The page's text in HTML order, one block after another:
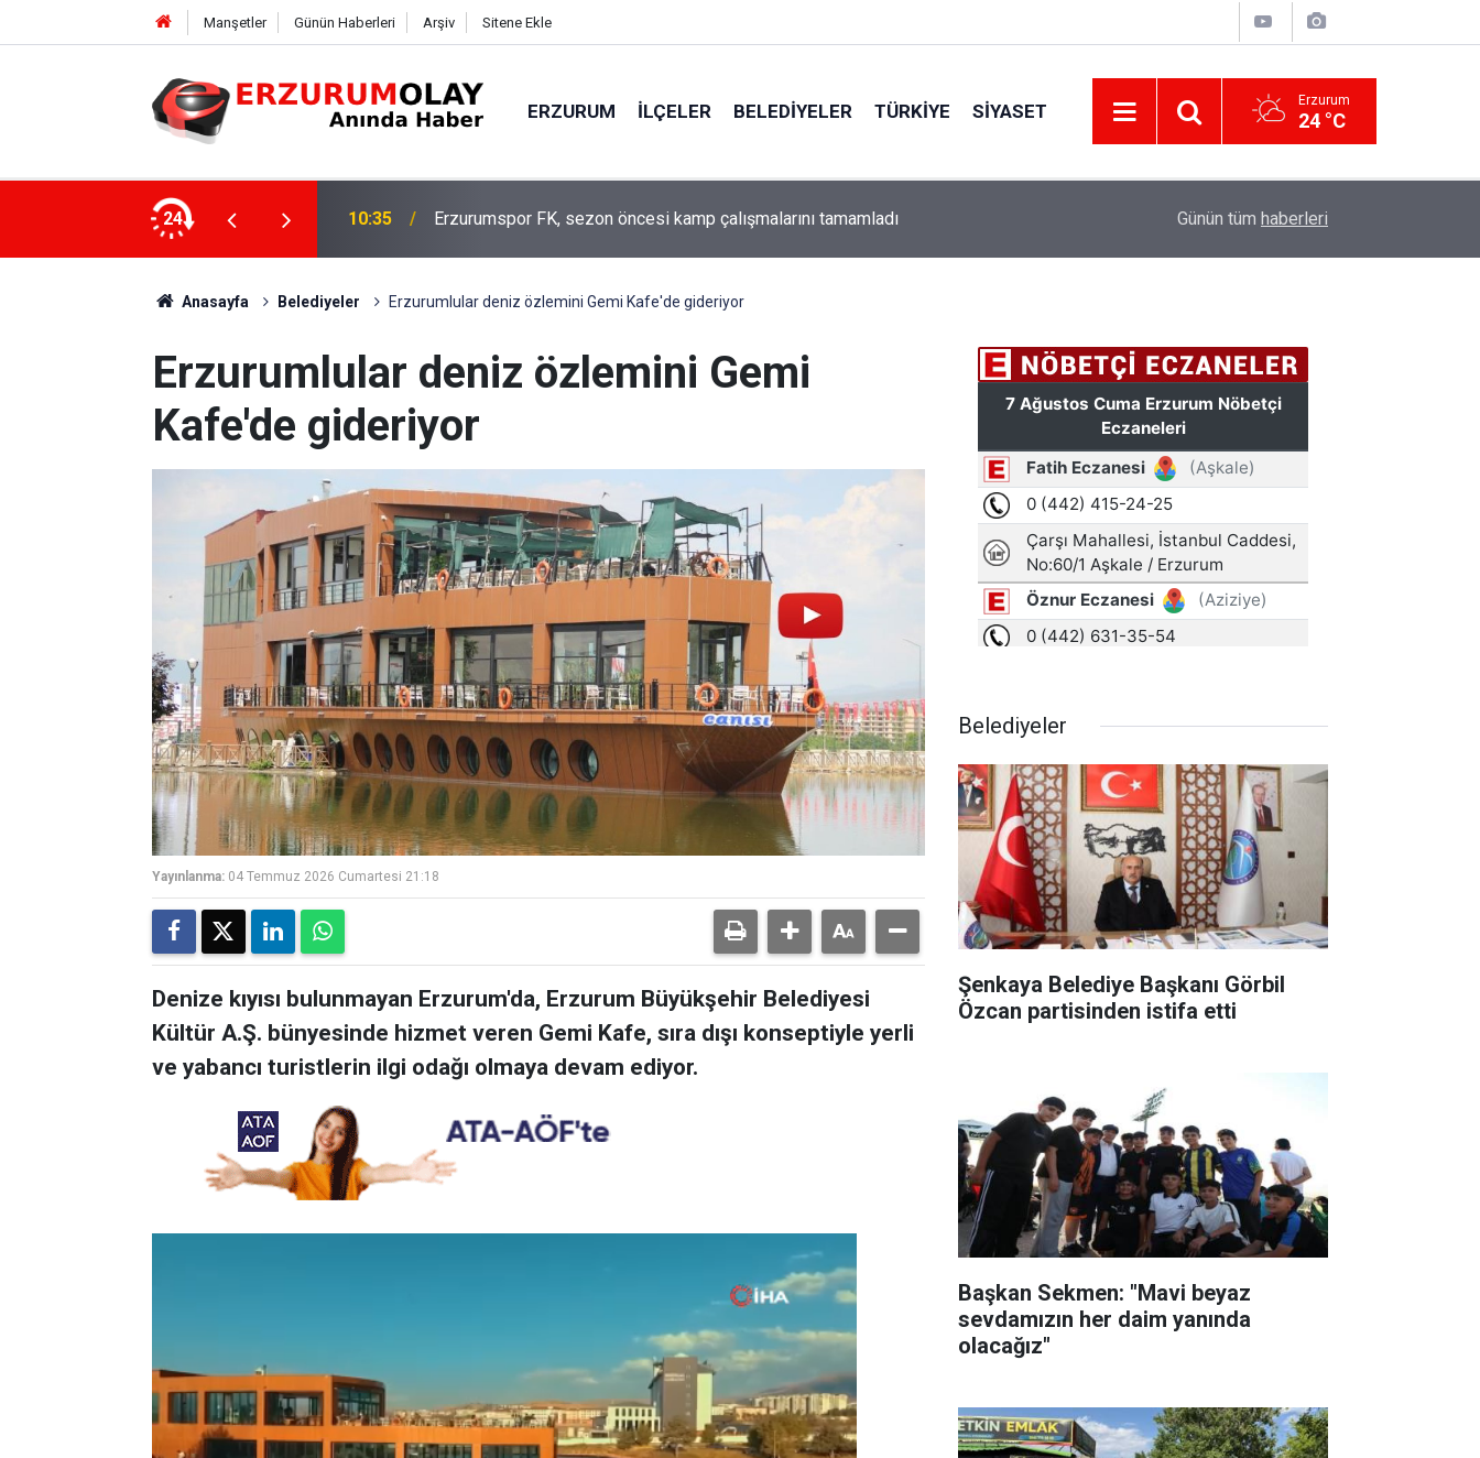
Manşetler Günün Haberleri Arşiv Sitene Ekle
ERZURUM İLÇELER BELEDIYELER TÜRKIYE SIYASET Erzurum
24 °C
24
çalışmalarını tamamladı 22:08 Pnömatik Silindir Seçiminde Piston Çapı Ve Strok Nasıl Belirlenir? Pardeli ailesinin acı günü
Günün tüm haberleri
Anasayfa Belediyeler Erzurumlular deniz özlemini Gemi Kafe'de gideriyor
Erzurumlular deniz özlemini Gemi
Kafe'de gideriyor
Yayınlanma: 04 Temmuz 2026 Cumartesi 21:18
Denize kıyısı bulunmayan Erzurum'da, Erzurum Büyükşehir Belediyesi
Kültür A.Ş. bünyesinde hizmet veren Gemi Kafe, sıra dışı konseptiyle yerli
ve yabancı turistlerin ilgi odağı olmaya devam ediyor.
Belediyeler
Şenkaya Belediye Başkanı Görbil
Özcan partisinden istifa etti
Başkan Sekmen: "Mavi beyaz
sevdamızın her daim yanında
olacağız"